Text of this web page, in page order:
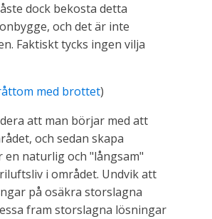
dock bekosta detta
och det är inte
Faktiskt tycks ingen vilja
med brottet)
att man börjar med att
och sedan skapa
naturlig och "långsam"
i området. Undvik att
på osäkra storslagna
fram storslagna lösningar